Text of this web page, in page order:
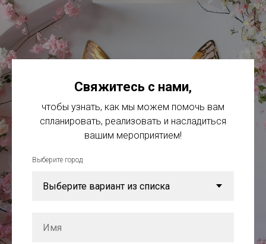
Свяжитесь с нами,
чтобы узнать, как мы можем помочь вам
спланировать, реализовать и насладиться
вашим мероприятием!
Выберите город